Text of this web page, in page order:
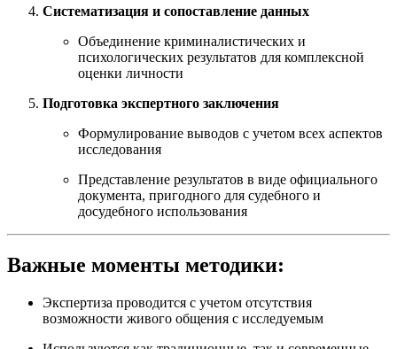
Систематизация и сопоставление данных
Объединение криминалистических и
психологических результатов для комплексной
оценки личности
Подготовка экспертного заключения
Формулирование выводов с учетом всех аспектов
исследования
Представление результатов в виде официального
документа, пригодного для судебного и
досудебного использования
Важные моменты методики:
Экспертиза проводится с учетом отсутствия
возможности живого общения с исследуемым